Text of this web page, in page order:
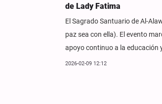
de Lady Fatima
El Sagrado Santuario de Al-
paz sea con ella). El evento
apoyo continuo a la educación
2026-02-09 12:12